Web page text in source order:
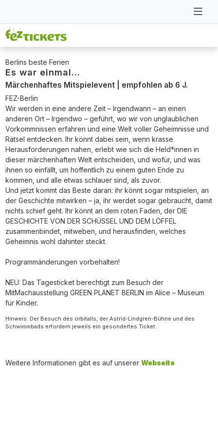
Berlins beste Ferien
Es war einmal...
Märchenhaftes Mitspielevent | empfohlen ab 6 J.
FEZ-Berlin
Wir werden in eine andere Zeit – Irgendwann – an einen
anderen Ort – Irgendwo – geführt, wo wir von unglaublichen
Vorkommnissen erfahren und eine Welt voller Geheimnisse und
Rätsel entdecken. Ihr könnt dabei sein, wenn krasse
Herausforderungen nahen, erlebt wie sich die Held*innen in
dieser märchenhaften Welt entscheiden, und wofür, und was
ihnen so einfällt, um hoffentlich zu einem guten Ende zu
kommen, und alle etwas schlauer sind, als zuvor.
Und jetzt kommt das Beste daran: ihr könnt sogar mitspielen, an
der Geschichte mitwirken – ja, ihr werdet sogar gebraucht, damit
nichts schief geht. Ihr könnt an dem roten Faden, der DIE
GESCHICHTE VON DER SCHÜSSEL UND DEM LÖFFEL
zusammenbindet, mitweben, und herausfinden, welches
Geheimnis wohl dahinter steckt.
Programmänderungen vorbehalten!
NEU: Das Tagesticket berechtigt zum Besuch der
MitMachausstellung GREEN PLANET BERLIN im Alice – Museum
für Kinder.
Hinweis: Der Besuch des orbitalls, der Astrid-Lindgren-Bühne und des
Schwimmbads erfordern jeweils ein gesondertes Ticket.
Weitere Informationen gibt es auf unserer Webseite